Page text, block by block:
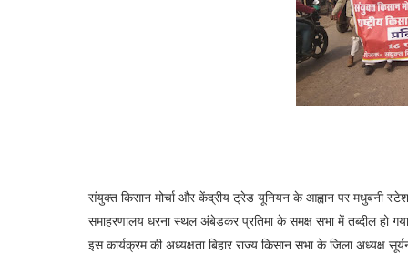
संयुक्त किसान मोर्चा और केंद्रीय ट्रेड यूनियन के आह्वान पर मधुबनी
समाहरणालय धरना स्थल अंबेडकर प्रतिमा के समक्ष सभा में तब्दील हो
इस कार्यक्रम की अध्यक्षता बिहार राज्य किसान सभा के जिला अध्यक्ष